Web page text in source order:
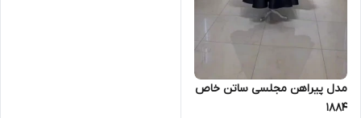
مدل پیراهن مجلسی ساتن خاص
۱۸۸۴